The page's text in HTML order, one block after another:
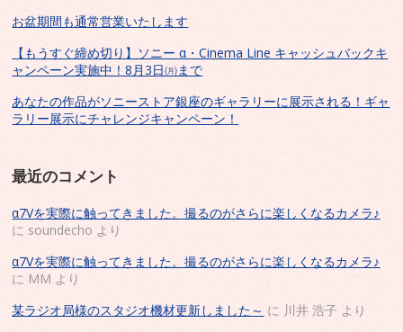
お盆期間も通常営業いたします
【もうすぐ締め切り】ソニー α・Cinema Line キャッシュバックキ
ャンペーン実施中！8月3日㈪まで
あなたの作品がソニーストア銀座のギャラリーに展示される！ギャ
ラリー展示にチャレンジキャンペーン！
最近のコメント
α7Vを実際に触ってきました。撮るのがさらに楽しくなるカメラ♪
に soundecho より
α7Vを実際に触ってきました。撮るのがさらに楽しくなるカメラ♪
に MM より
某ラジオ局様のスタジオ機材更新しました～ に 川井 浩子 より